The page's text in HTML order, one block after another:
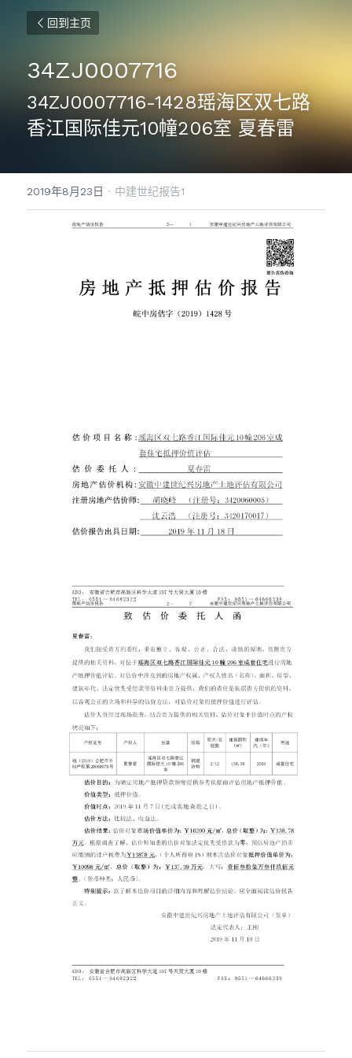
回到主页
34ZJ0007716
34ZJ0007716-1428瑶海区双七路
香江国际佳元10幢206室 夏春雷
2019年8月23日 · 中建世纪报告1